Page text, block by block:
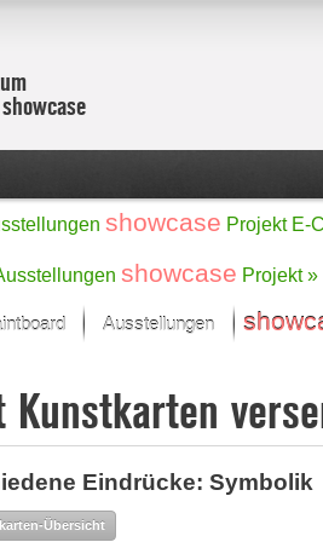
showcase Projekt E-
showcase Projekt »
im Fokus
Auswahl
Malerei
Skulptur/Plastik
Digital Art
Ausstellungen
Kunstkarten
Eindrücke: Symbolik
Übersicht